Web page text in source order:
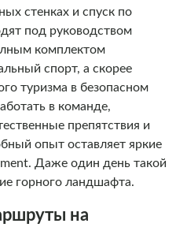
стенках и спуск по
под руководством
комплектом
спорт, а скорее
туризма в безопасном
в команде,
препятствия и
опыт оставляет яркие
Даже один день такой
горного ландшафта.
на